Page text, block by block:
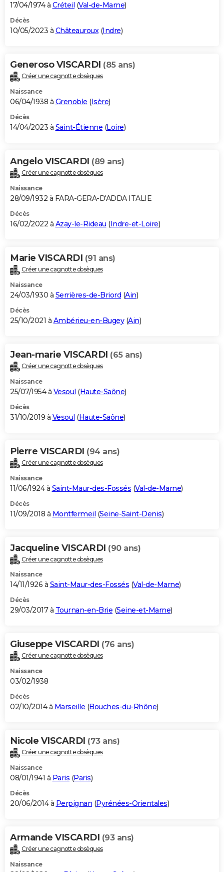
17/04/1974 à Créteil (Val-de-Marne)
Décès
10/05/2023 à Châteauroux(Indre)
Generoso VISCARDI (85 ans)
Créer une cagnotte obsèques
Naissance
06/04/1938 à Grenoble (Isère)
Décès
14/04/2023 à Saint-Étienne (Loire)
Angelo VISCARDI (89 ans)
Créer une cagnotte obsèques
Naissance
28/09/1932 à FARA-GERA-D'ADDA ITALIE
Décès
16/02/2022 à Azay-le-Rideau (Indre-et-Loire)
Marie VISCARDI (91 ans)
Créer une cagnotte obsèques
Naissance
24/03/1930 à Serrières-de-Briord (Ain)
Décès
25/10/2021 à Ambérieu-en-Bugey(Ain)
Jean-marie VISCARDI (65 ans)
Créer une cagnotte obsèques
Naissance
25/07/1954 à Vesoul (Haute-Saône)
Décès
31/10/2019 à Vesoul (Haute-Saône)
Pierre VISCARDI (94 ans)
Créer une cagnotte obsèques
Naissance
11/06/1924 à Saint-Maur-des-Fossés (Val-de-Marne)
Décès
11/09/2018 à Montfermeil (Seine-Saint-Denis)
Jacqueline VISCARDI (90 ans)
Créer une cagnotte obsèques
Naissance
14/11/1926 à Saint-Maur-des-Fossés (Val-de-Marne)
Décès
29/03/2017 à Tournan-en-Brie (Seine-et-Marne)
Giuseppe VISCARDI (76 ans)
Créer une cagnotte obsèques
Naissance
03/02/1938
Décès
02/10/2014 à Marseille (Bouches-du-Rhône)
Nicole VISCARDI (73 ans)
Créer une cagnotte obsèques
Naissance
08/01/1941 à Paris (Paris)
Décès
20/06/2014 à Perpignan (Pyrénées-Orientales)
Armande VISCARDI (93 ans)
Créer une cagnotte obsèques
Naissance